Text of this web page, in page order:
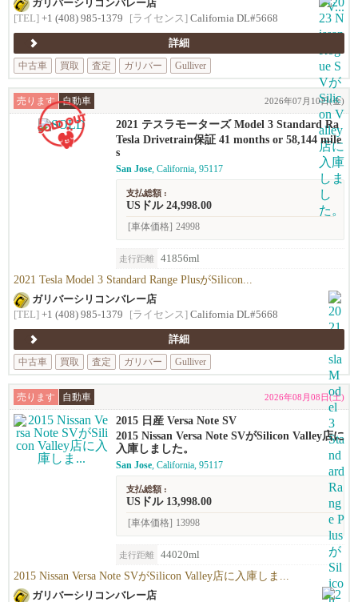
ガリバーシリコンバレー店
[TEL] +1 (408) 985-1379 [ライセンス] California DL#5668
詳細
中古車
買取 査定 ガリバー Gulliver
売ります 自動車 2026年07月10日(金)
2021 テスラモーターズ Model 3 Standard Ra
nge Plus
Tesla Drivetrain保証 41 months or 58,144 mile
s
San Jose, California, 95117
支払総額 :
USドル 24,998.00
[車体価格] 24998
走行距離 41856ml
2021 Tesla Model 3 Standard Range PlusがSilicon...
ガリバーシリコンバレー店
[TEL] +1 (408) 985-1379 [ライセンス] California DL#5668
詳細
中古車
買取 査定 ガリバー Gulliver
売ります 自動車 2026年08月08日(土)
2015 日産 Versa Note SV
2015 Nissan Versa Note SVがSilicon Valley店に
入庫しました。
San Jose, California, 95117
支払総額 :
USドル 13,998.00
[車体価格] 13998
走行距離 44020ml
2015 Nissan Versa Note SVがSilicon Valley店に入庫しま...
ガリバーシリコンバレー店